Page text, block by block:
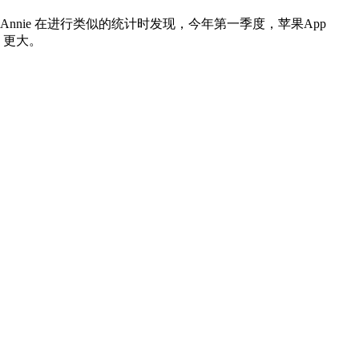
在进行类似的统计时发现，今年第一季度，苹果App
大。